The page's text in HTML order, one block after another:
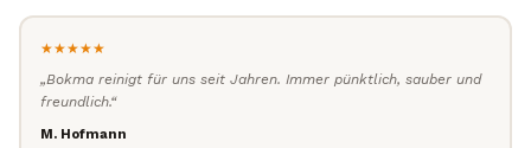
★★★★★
„Bokma reinigt für uns seit Jahren. Immer pünktlich, sauber und
freundlich.“
M. Hofmann